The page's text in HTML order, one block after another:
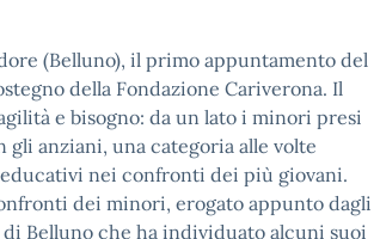
(Belluno), il primo appuntamento del
della Fondazione Cariverona. Il
e bisogno: da un lato i minori presi
gli anziani, una categoria alle volte
nei confronti dei più giovani.
dei minori, erogato appunto dagli
Belluno che ha individuato alcuni suoi